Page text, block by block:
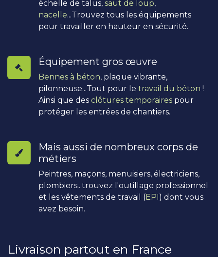
échelle de talus, saut de loup,
nacelle...Trouvez tous les équipements
pour travailler en hauteur en sécurité.
Équipement gros œuvre
Bennes à béton, plaque vibrante,
pilonneuse...Tout pour le travail du béton !
Ainsi que des clôtures temporaires pour
protéger les entrées de chantiers.
Mais aussi de nombreux corps de
métiers
Peintres, maçons, menuisiers, électriciens,
plombiers...trouvez l'outillage professionnel
et les vêtements de travail (EPI) dont vous
avez besoin.
Livraison partout en France